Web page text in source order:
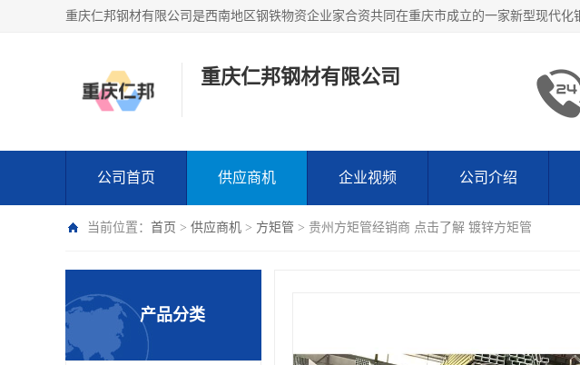
重庆仁邦钢材有限公司
公司首页 供应商机 企业视频 公司介绍
当前位置： 首页 > 供应商机 > 方矩管 > 贵州方矩管经销商 点击了解 镀锌方矩管
产品分类